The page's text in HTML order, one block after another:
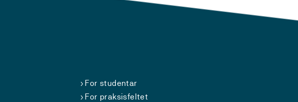
For studentar
For praksisfeltet